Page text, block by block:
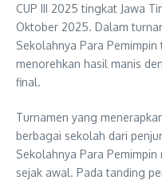
CUP III 2025 tingkat Jawa
Oktober 2025. Dalam
Sekolahnya Para
menorehkan hasil manis
final.
Turnamen yang
berbagai sekolah dari
Sekolahnya Para
sejak awal. Pada tanding